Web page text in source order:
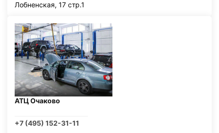
Лобненская, 17 стр.1
АТЦ Очаково
+7 (495) 152-31-11